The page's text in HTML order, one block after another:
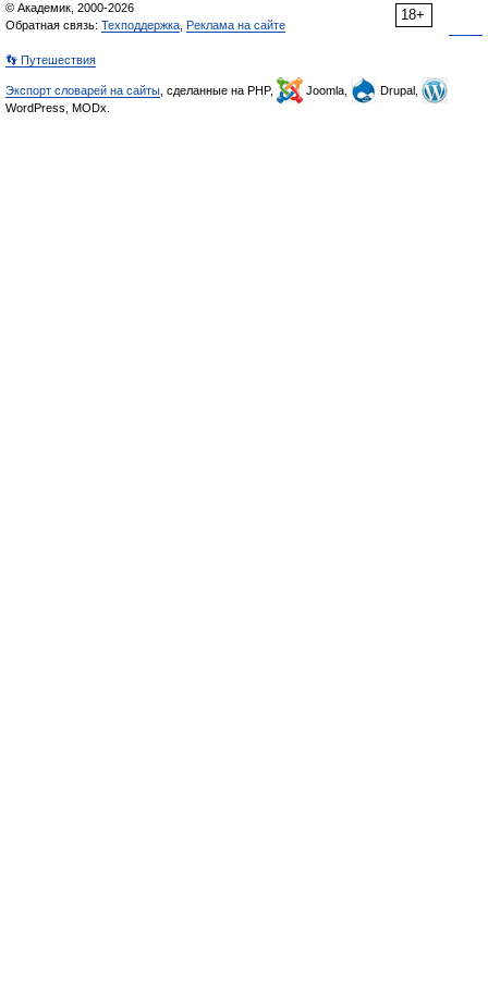
18+
© Академик, 2000-2026
Обратная связь: Техподдержка Реклама на сайте
👣 Путешествия
Экспорт словарей на сайты , сделанные на PHP, Joomla,
Drupal,
WordPress, MODx.